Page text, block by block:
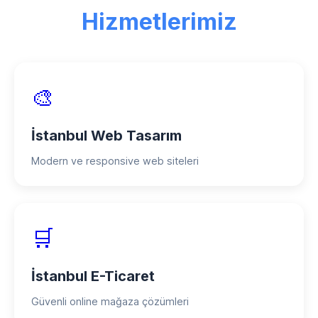
indirimler, taksitli ödeme seçenekleri ve
proje bazlı ödeme planları mevcuttur.
Hizmetlerimiz
🎨
İstanbul Web Tasarım
Modern ve responsive web siteleri
🛒
İstanbul E-Ticaret
Güvenli online mağaza çözümleri